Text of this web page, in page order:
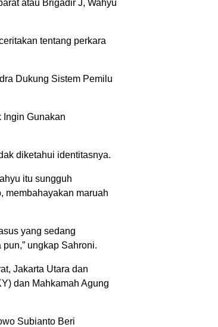
atau Brigadir J, Wahyu
tentang perkara
Dukung Sistem Pemilu
Ingin Gunakan
diketahui identitasnya.
itu sungguh
membahayakan maruah
yang sedang
ungkap Sahroni.
Jakarta Utara dan
dan Mahkamah Agung
Subianto Beri